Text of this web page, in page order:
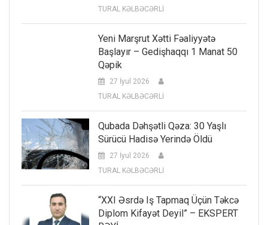
TURAL KƏLBƏCƏRLİ
Yeni Marşrut Xətti Fəaliyyətə
Başlayır – Gedişhaqqı 1 Manat 50
Qəpik
27 İyul 2026
TURAL KƏLBƏCƏRLİ
Qubada Dəhşətli Qəza: 30 Yaşlı
Sürücü Hadisə Yerində Öldü
27 İyul 2026
TURAL KƏLBƏCƏRLİ
“XXI Əsrdə Iş Tapmaq Üçün Təkcə
Diplom Kifayət Deyil” – EKSPERT